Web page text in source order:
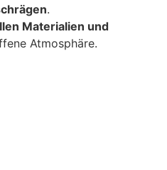
.
Materialien und
Atmosphäre.